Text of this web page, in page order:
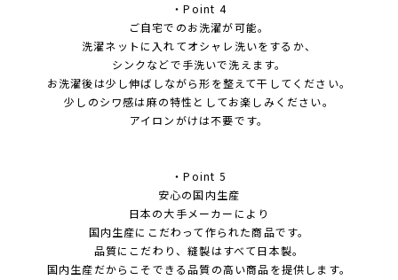
・Point 4
ご自宅でのお洗濯が可能。
洗濯ネットに入れてオシャレ洗いをするか、
シンクなどで手洗いで洗えます。
お洗濯後は少し伸ばしながら形を整えて干してください。
少しのシワ感は麻の特性としてお楽しみください。
アイロンがけは不要です。
・Point 5
安心の国内生産
日本の大手メーカーにより
国内生産にこだわって作られた商品です。
品質にこだわり、縫製はすべて日本製。
国内生産だからこそできる品質の高い商品を提供します。